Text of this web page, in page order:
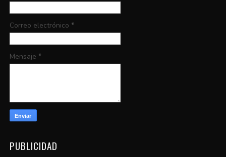
Correo electrónico *
Mensaje *
PUBLICIDAD